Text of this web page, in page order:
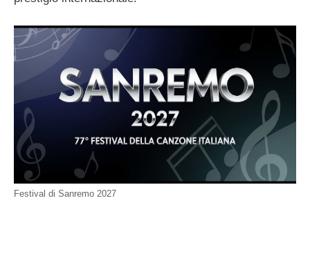
Festival di Sanremo 2027